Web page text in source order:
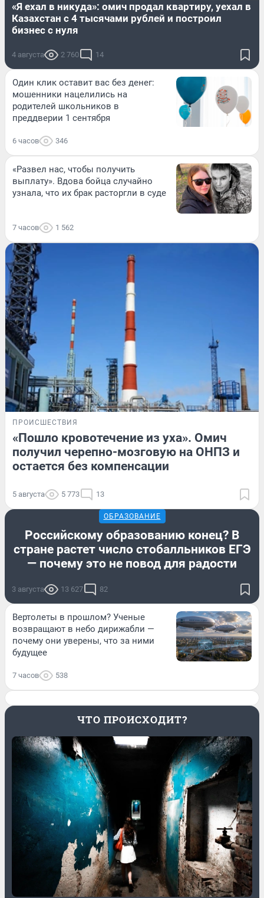
«Я ехал в никуда»: омич продал квартиру, уехал в
Казахстан с 4 тысячами рублей и построил
бизнес с нуля
4 августа 2 760 14
Один клик оставит вас без денег:
мошенники нацелились на
родителей школьников в
преддверии 1 сентября
6 часов 346
«Развел нас, чтобы получить
выплату». Вдова бойца случайно
узнала, что их брак расторгли в суде
7 часов 1 562
ПРОИСШЕСТВИЯ
«Пошло кровотечение из уха». Омич
получил черепно-мозговую на ОНПЗ и
остается без компенсации
5 августа 5 773 13
ОБРАЗОВАНИЕ
Российскому образованию конец? В
стране растет число стобалльников ЕГЭ
— почему это не повод для радости
3 августа 13 627 82
Вертолеты в прошлом? Ученые
возвращают в небо дирижабли —
почему они уверены, что за ними
будущее
7 часов 538
ЧТО ПРОИСХОДИТ?